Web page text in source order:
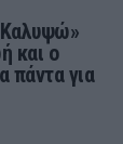
και ο
πάντα για